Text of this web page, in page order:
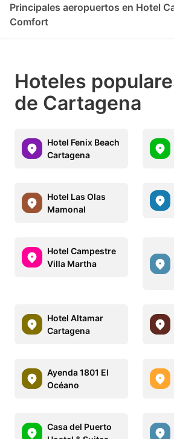
Principales aeropuertos en Hotel
Comfort
Hoteles
de Cartagena
Hotel Fenix Beach
Cartagena
Hotel Las Olas
Mamonal
Hotel Campestre
Villa Martha
Hotel Altamar
Cartagena
Ayenda 1801 El
Océano
Casa del Puerto